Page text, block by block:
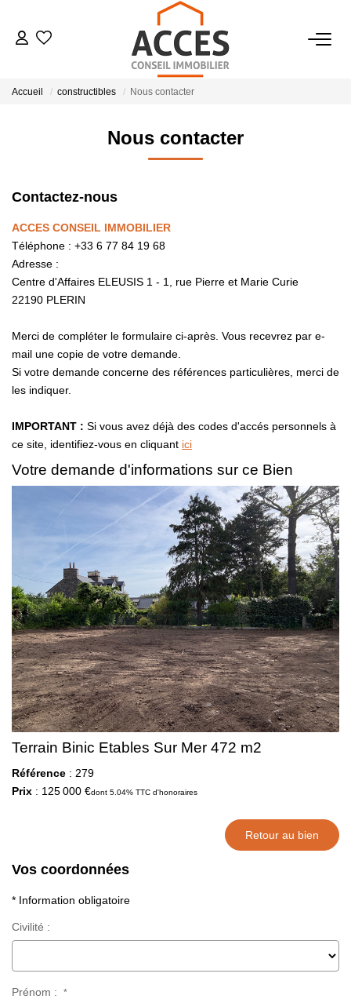
VENTES
BIENS VENDUS
Accueil constructibles Nous contacter
Nous contacter
Contactez-nous
ACCES CONSEIL IMMOBILIER
Téléphone : +33 6 77 84 19 68
Adresse :
Centre d'Affaires ELEUSIS 1 - 1, rue Pierre et Marie Curie
22190 PLERIN
Merci de compléter le formulaire ci-après. Vous recevrez par e-
mail une copie de votre demande.
Si votre demande concerne des références particulières, merci de
les indiquer.
IMPORTANT : Si vous avez déjà des codes d'accés personnels à
ce site, identifiez-vous en cliquant ici
Votre demande d'informations sur ce Bien
Terrain Binic Etables Sur Mer 472 m2
Référence : 279
Prix : 125 000 €dont 5.04% TTC d'honoraires
Retour au bien
Vos coordonnées
* Information obligatoire
Civilité :
Prénom : *